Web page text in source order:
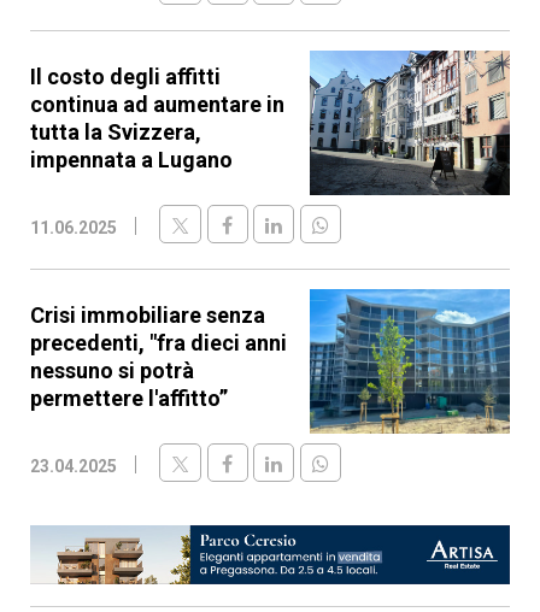
Il costo degli affitti
continua ad aumentare in
tutta la Svizzera,
impennata a Lugano
11.06.2025
Crisi immobiliare senza
precedenti, "fra dieci anni
nessuno si potrà
permettere l'affitto”
23.04.2025